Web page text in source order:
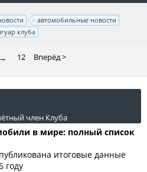
автомобильные новости
клуба
→ 12 Вперёд >
член Клуба
в мире: полный список
итоговые данные
году